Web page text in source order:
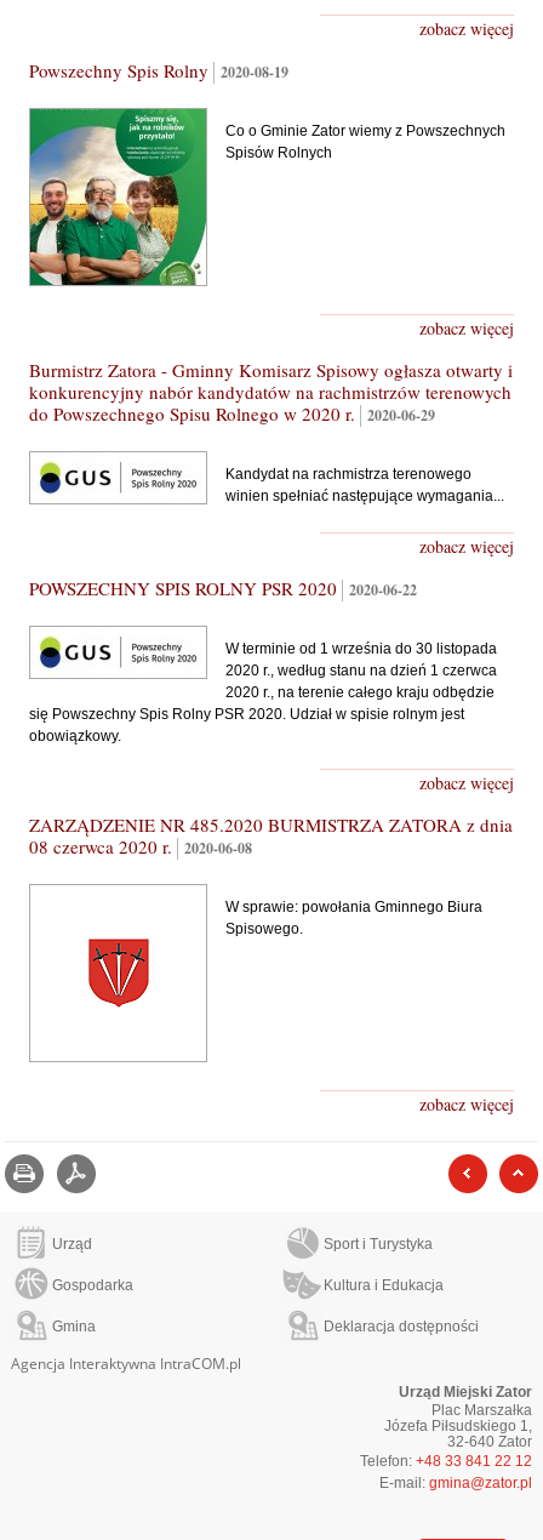
zobacz więcej
Powszechny Spis Rolny 2020-08-19
Co o Gminie Zator wiemy z Powszechnych
Spisów Rolnych
zobacz więcej
Burmistrz Zatora - Gminny Komisarz Spisowy ogłasza otwarty i
konkurencyjny nabór kandydatów na rachmistrzów terenowych
do Powszechnego Spisu Rolnego w 2020 r.
2020-06-29
Kandydat na rachmistrza terenowego
winien spełniać następujące wymagania...
zobacz więcej
POWSZECHNY SPIS ROLNY PSR 2020 2020-06-22
W terminie od 1 września do 30 listopada
2020 r., według stanu na dzień 1 czerwca
2020 r., na terenie całego kraju odbędzie
się Powszechny Spis Rolny PSR 2020. Udział w spisie rolnym jest
obowiązkowy.
zobacz więcej
ZARZĄDZENIE NR 485.2020 BURMISTRZA ZATORA z dnia
08 czerwca 2020 r.
2020-06-08
W sprawie: powołania Gminnego Biura
Spisowego.
zobacz więcej
Drukuj
Urząd Sport i Turystyka
Gospodarka Kultura i Edukacja
Gmina Deklaracja dostępności
Agencja Interaktywna IntraCOM.pl
Urząd Miejski Zator
Plac Marszałka
Józefa Piłsudskiego 1,
32-640 Zator
Telefon:+48 33 841 22 12
E-mail:gmina@zator.pl